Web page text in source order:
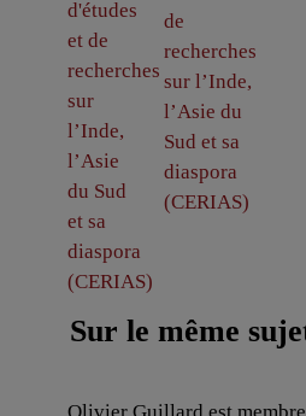
de
recherches
sur l’Inde,
l’Asie du
Sud et sa
diaspora
(CERIAS)
Sur le même